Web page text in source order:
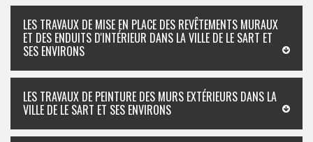
LES TRAVAUX DE MISE EN PLACE DES REVÊTEMENTS MURAUX
ET DES ENDUITS D'INTÉRIEUR DANS LA VILLE DE LE SART ET
SES ENVIRONS
LES TRAVAUX DE PEINTURE DES MURS EXTÉRIEURS DANS LA
VILLE DE LE SART ET SES ENVIRONS